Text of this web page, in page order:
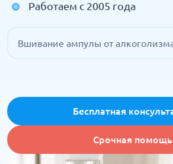
Работаем с 2005 года
Вшивание ампулы от
Бесплатная
Срочная помощь